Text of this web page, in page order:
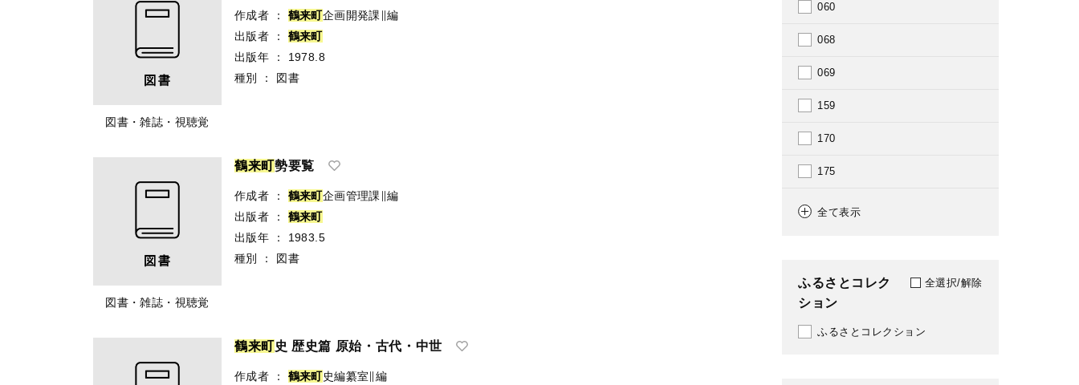
図書・雑誌・視聴覚
作成者 ： 鶴来町企画開発課∥編
出版者
： 鶴来町
出版年
：
1978.8
種別
： 図書
図書・雑誌・視聴覚
鶴来町勢要覧
作成者 ： 鶴来町企画管理課∥編
出版者
： 鶴来町
出版年
：
1983.5
種別
： 図書
鶴来町史 歴史篇 原始・古代・中世
作成者 ： 鶴来町史編纂室∥編
1937
060
068
069
159
170
175
180
214
223
全て表示
ふるさとコレク
ション
全選択/解除
ふるさとコレクション